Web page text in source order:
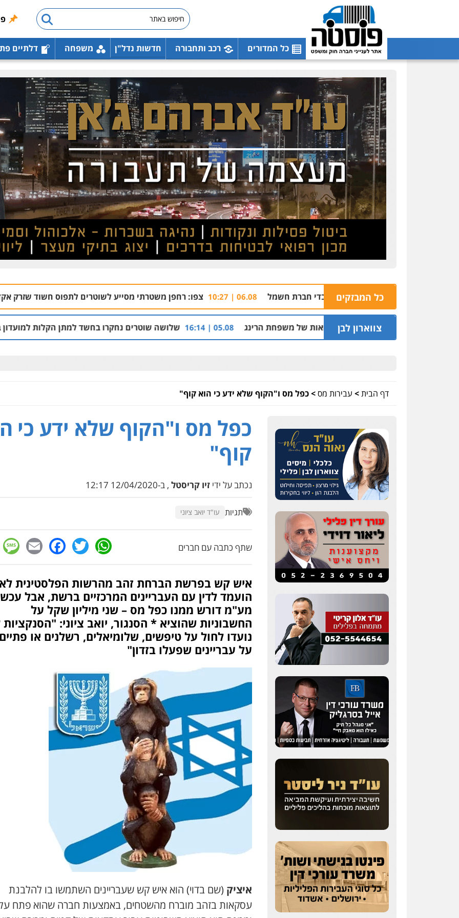
כל המדורים רכב ותחבורה חדשות נדל"ן משפחה דלתיים
כל המבזקים
ואיומים על עובדי חברת חשמל 06.08 | 10:27 צפו: רחפן משטרתי מסייע לשוטרים לתפוס חשוד שזרק אקדח בנצרת 06.08 | 10:07
צווארון לבן
וסינדיקאט ההלוואות של משפחת הרינג 05.08 | 16:14 שלושה שוטרים נחקרו בחשד למתן הקלות למועדון בבעלות אחיו של
דף הבית> עבירות מס>כפל מס ו"הקוף שלא ידע כי הוא קוף"
עו"ד אייל אוחיון
פלילי עורכי דין לענייני
אסירים מעצרים וחקירות
עו"ד אשרף שחאדה
פלילי פשיעה חמורה
מעצרים וחקירות תעבורה
0549535659
רעות כהן – משרד עורכי
כפל מס ו"הקוף שלא ידע כי
קוף"
נכתב על ידי זיו קריסטל , ב-12/04/2020 12:17
תגיות עו"ד יואב ציוני
שתף כתבה עם חברים WhatsApp
Twitter
איש קש בפרשת הברחת זהב מהרשות הפלסטינית לא
הועמד לדין עם העבריינים המרכזיים ברשת, אבל
מע"מ דורש ממנו כפל מס – שני מיליון שקל על
החשבוניות שהוציא * הסנגור, יואב ציוני:
נועדו לחול על טיפשים, שלומיאלים, רשלנים או
על עבריינים שפעלו בזדון"
איציק (שם בדוי) הוא איש קש שעבריינים השתמשו בו להלבנת
עסקאות בזהב מוברח מהשטחים, באמצעות חברה שהוא פתח